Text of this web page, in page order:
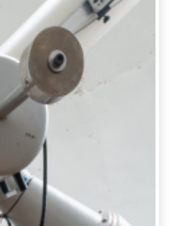
伍備戰2026六人制袋棍球亞
女子世界錦標賽及2028
十人制，利用球桿把球射進
多者得勝，球員可利用球桿
對手，進行防禦，中華民國
說：「男子組規則允許較多
備，球桿網袋設計也比較
中較好控球。」 然而， 男、
同，導致比賽策略和碰撞性
差異，「女生沒有碰撞，裝
重發展技巧，且球桿網袋較
球。」忍者隊球員、國立東
方法，「多去了解不同戰術